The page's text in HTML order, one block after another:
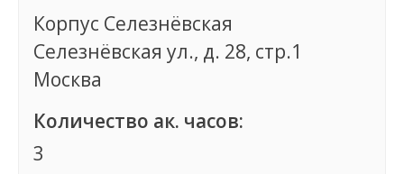
Корпус Селезнёвская
Селезнёвская ул., д. 28, стр.1
Москва
Количество ак. часов:
3